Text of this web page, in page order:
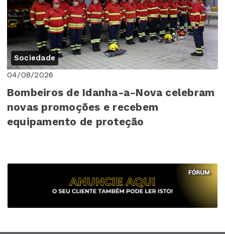
Sociedade
04/08/2026
Bombeiros de Idanha-a-Nova celebram
novas promoções e recebem
equipamento de proteção